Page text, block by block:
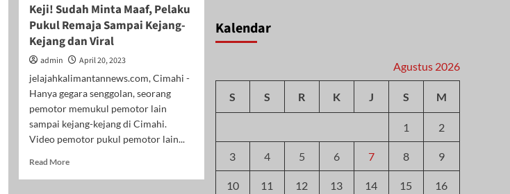
Keji! Sudah Minta Maaf, Pelaku
Pukul Remaja Sampai Kejang-
Kejang dan Viral
admin
April 20, 2023
jelajahkalimantannews.com, Cimahi -
Hanya gegara senggolan, seorang
pemotor memukul pemotor lain
sampai kejang-kejang di Cimahi.
Video pemotor pukul pemotor lain...
Read MoreRead
Kalendar
Agustus 2026
S S R K J S M
1 2
3 4 5 6 7 8 9
10 11 12 13 14 15 16